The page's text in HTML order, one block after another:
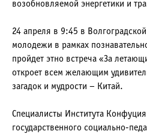
возобновляемой энергетики и
24 апреля в 9:45 в
молодежи в рамках
пройдет этно встреча «За
откроет всем желающим
загадок и мудрости – Китай.
Специалисты Института
государственного социально-